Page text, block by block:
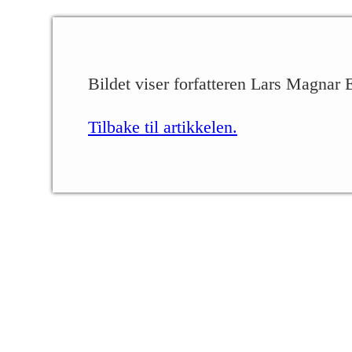
Bildet viser forfatteren Lars Magnar
Tilbake til artikkelen.